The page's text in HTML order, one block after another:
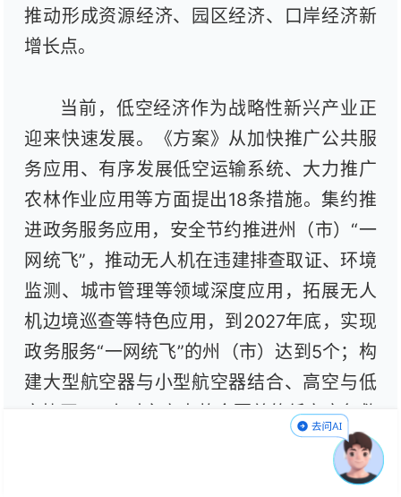
推动形成资源经济、园区经济、口岸经济新
增长点。
当前，低空经济作为战略性新兴产业正
迎来快速发展。《方案》从加快推广公共服
务应用、有序发展低空运输系统、大力推广
农林作业应用等方面提出18条措施。集约推
进政务服务应用，安全节约推进州（市）“一
网统飞”，推动无人机在违建排查取证、环境
监测、城市管理等领域深度应用，拓展无人
机边境巡查等特色应用，到2027年底，实现
政务服务“一网统飞”的州（市）达到5个；构
建大型航空器与小型航空器结合、高空与低
空协同、3小时灾害事故全覆盖的低空应急救
援体系，到2027年底，3小时低空应急救援